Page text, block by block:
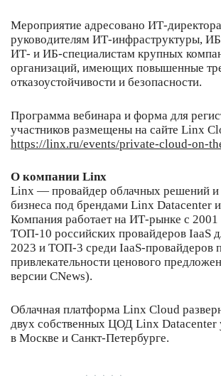
Мероприятие адресовано ИТ-
руководителям ИТ-инфраструктуры,
ИТ- и ИБ-специалистам крупных
организаций, имеющих повышенные
отказоустойчивости и безопасности.
Программа вебинара и форма для
участников размещены на сайте Linx
https://linx.ru/events/private-cloud-on-
О компании Linx
Linx — провайдер облачных решений
бизнеса под брендами Linx Datacenter
Компания работает на ИТ-рынке с 2001
ТОП-10 российских провайдеров IaaS
2023 и ТОП-3 среди IaaS-провайдеров
привлекательности ценового
версии CNews).
Облачная платформа Linx Cloud
двух собственных ЦОД Linx Datacenter
в Москве и Санкт-Петербурге.